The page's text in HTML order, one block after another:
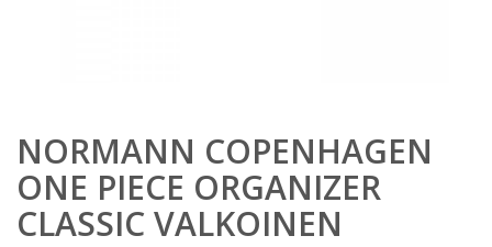
NORMANN COPENHAGEN
ONE PIECE ORGANIZER
CLASSIC VALKOINEN